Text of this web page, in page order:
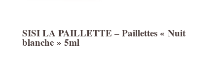
SISI LA PAILLETTE – Paillettes « Nuit
blanche » 5ml